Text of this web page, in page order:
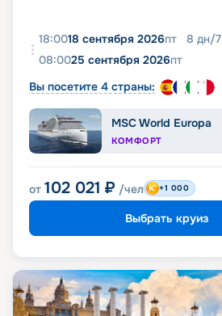
18:0018 сентября 2026пт 8 дн/7
08:0025 сентября 2026пт
Вы посетите 4 страны:
MSC World Europa
КОМФОРТ
от 102 021 ₽ /чел +1 000
Выбрать круиз